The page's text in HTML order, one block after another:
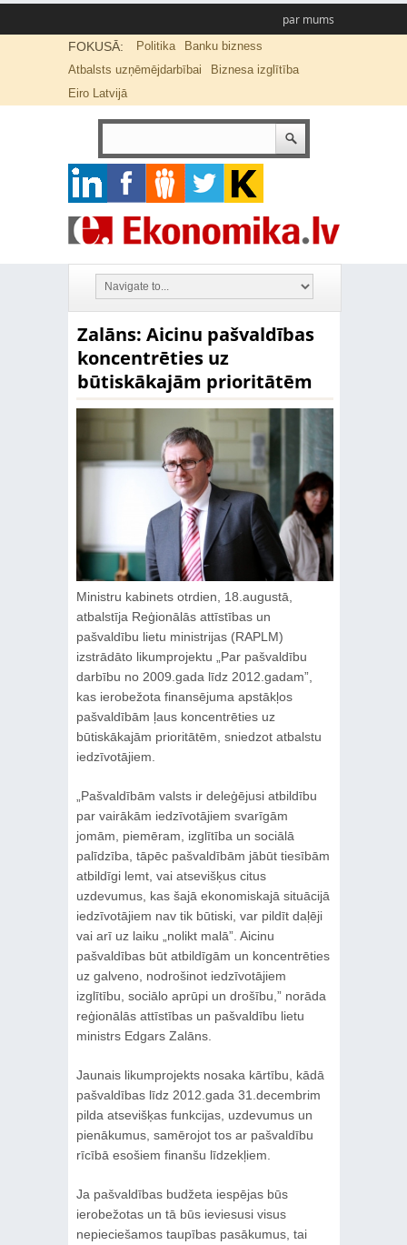
par mums
FOKUSĀ: Politika
Banku bizness
Atbalsts uzņēmējdarbībai
Biznesa izglītība
Eiro Latvijā
Zalāns: Aicinu pašvaldības
koncentrēties uz
būtiskākajām prioritātēm
Ministru kabinets otrdien, 18.augustā,
atbalstīja Reģionālās attīstības un
pašvaldību lietu ministrijas (RAPLM)
izstrādāto likumprojektu „Par pašvaldību
darbību no 2009.gada līdz 2012.gadam”,
kas ierobežota finansējuma apstākļos
pašvaldībām ļaus koncentrēties uz
būtiskākajām prioritātēm, sniedzot atbalstu
iedzīvotājiem.
„Pašvaldībām valsts ir deleģējusi atbildību
par vairākām iedzīvotājiem svarīgām
jomām, piemēram, izglītība un sociālā
palīdzība, tāpēc pašvaldībām jābūt tiesībām
atbildīgi lemt, vai atsevišķus citus
uzdevumus, kas šajā ekonomiskajā situācijā
iedzīvotājiem nav tik būtiski, var pildīt daļēji
vai arī uz laiku „nolikt malā”. Aicinu
pašvaldības būt atbildīgām un koncentrēties
uz galveno, nodrošinot iedzīvotājiem
izglītību, sociālo aprūpi un drošību,” norāda
reģionālās attīstības un pašvaldību lietu
ministrs Edgars Zalāns.
Jaunais likumprojekts nosaka kārtību, kādā
pašvaldības līdz 2012.gada 31.decembrim
pilda atsevišķas funkcijas, uzdevumus un
pienākumus, samērojot tos ar pašvaldību
rīcībā esošiem finanšu līdzekļiem.
Ja pašvaldības budžeta iespējas būs
ierobežotas un tā būs ieviesusi visus
nepieciešamos taupības pasākumus, tai